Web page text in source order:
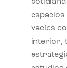
cotidiana
espacios
vacíos
interior,